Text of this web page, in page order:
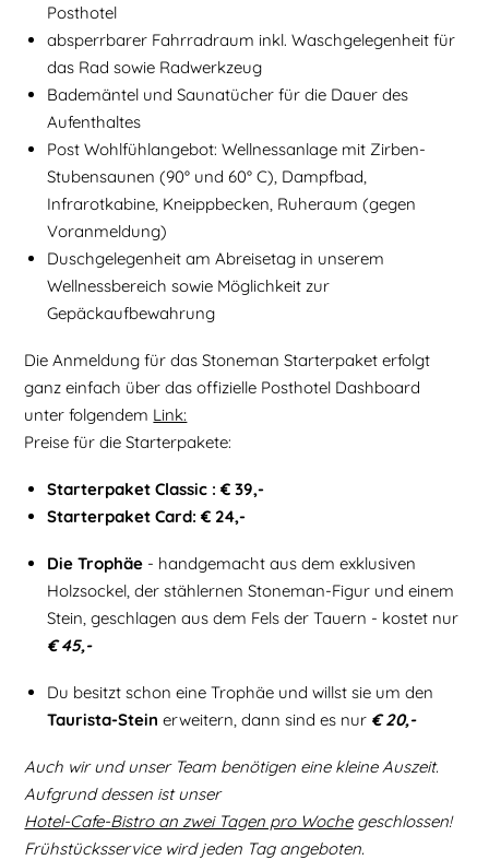
Posthotel
absperrbarer Fahrradraum inkl. Waschgelegenheit für
das Rad sowie Radwerkzeug
Bademäntel und Saunatücher für die Dauer des
Aufenthaltes
Post Wohlfühlangebot: Wellnessanlage mit Zirben-
Stubensaunen (90° und 60° C), Dampfbad,
Infrarotkabine, Kneippbecken, Ruheraum (gegen
Voranmeldung)
Duschgelegenheit am Abreisetag in unserem
Wellnessbereich sowie Möglichkeit zur
Gepäckaufbewahrung
Die Anmeldung für das Stoneman Starterpaket erfolgt
ganz einfach über das offizielle Posthotel Dashboard
unter folgendem Link:
Preise für die Starterpakete:
Starterpaket Classic : € 39,-
Starterpaket Card: € 24,-
Die Trophäe - handgemacht aus dem exklusiven
Holzsockel, der stählernen Stoneman-Figur und einem
Stein, geschlagen aus dem Fels der Tauern - kostet nur
€ 45,-
Du besitzt schon eine Trophäe und willst sie um den
Taurista-Stein erweitern, dann sind es nur € 20,-
Auch wir und unser Team benötigen eine kleine Auszeit.
Aufgrund dessen ist unser
Hotel-Cafe-Bistro an zwei Tagen pro Wochegeschlossen!
Frühstücksservice wird jeden Tag angeboten.